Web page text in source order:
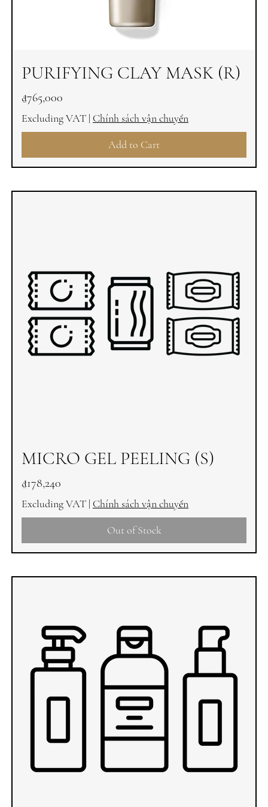
PURIFYING CLAY MASK (R)
Price
₫765,000
Excluding VAT | Chính sách vận chuyển
Add to Cart
MICRO GEL PEELING (S)
Price
₫178,240
Excluding VAT | Chính sách vận chuyển
Out of Stock